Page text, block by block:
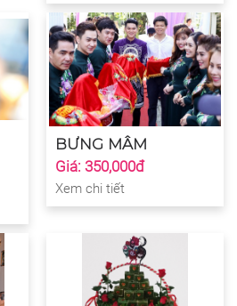
BƯNG MÂM
Giá: 350,000đ
Xem chi tiết